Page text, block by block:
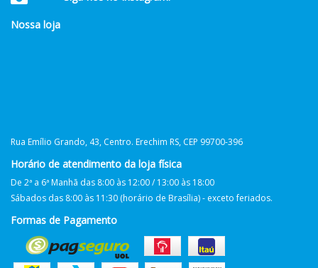
Nossa loja
Rua Emílio Grando, 43, Centro. Erechim RS, CEP 99700-396
Horário de atendimento da loja física
De 2ª a 6ª Manhã das 8:00 às 12:00 / 13:00 às 18:00
Sábados das 8:00 às 11:30 (horário de Brasília) - exceto feriados.
Formas de Pagamento